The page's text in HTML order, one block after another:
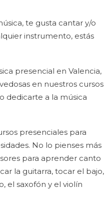
te gusta cantar y/o
instrumento, estás
presencial en Valencia,
en nuestros cursos
dedicarte a la música
presenciales para
No lo pienses más
para aprender canto
la guitarra, tocar el bajo,
el saxofón y el violín